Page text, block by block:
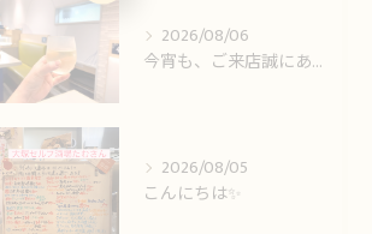
2026/08/06
今宵も、ご来店誠にありがとうございました🙏
2026/08/05
こんにちは✨️